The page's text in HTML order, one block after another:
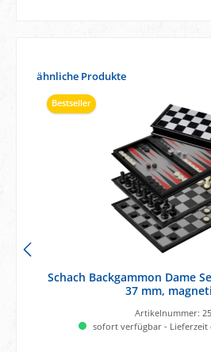
Produktgalerie überspringen
ähnliche Produkte
Bestseller
Schach Backgammon Dame
37 mm,
Artikelnummer:
sofort verfügbar - Lieferzeit